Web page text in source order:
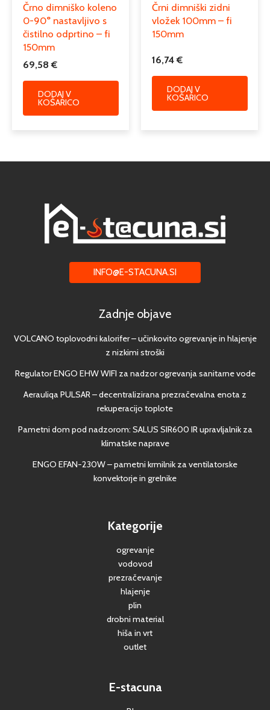
Črno dimniško koleno
0-90° nastavljivo s
čistilno odprtino – fi
150mm
69,58€
DODAJ V
KOŠARICO
Črni dimniški zidni
vložek 100mm – fi
150mm
16,74€
DODAJ V
KOŠARICO
INFO@E-STACUNA.SI
Zadnje objave
VOLCANO toplovodni kalorifer – učinkovito ogrevanje in hlajenje
z nizkimi stroški
Regulator ENGO EHW WIFI za nadzor ogrevanja sanitarne vode
Aerauliqa PULSAR – decentralizirana prezračevalna enota z
rekuperacijo toplote
Pametni dom pod nadzorom: SALUS SIR600 IR upravljalnik za
klimatske naprave
ENGO EFAN-230W – pametni krmilnik za ventilatorske
konvektorje in grelnike
Kategorije
ogrevanje
vodovod
prezračevanje
hlajenje
plin
drobni material
hiša in vrt
outlet
E-stacuna